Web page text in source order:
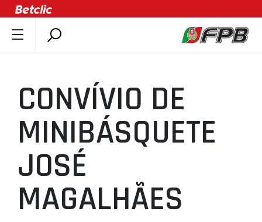
DOCUMENTOS
ÚLTIMAS
COMPETIÇÕES
ASSOCIAÇÕES
CLUBES
AGENTES
AGENDA
CONVÍVIO DE
MINIBÁSQUETE
JOSÉ
MAGALHÃES